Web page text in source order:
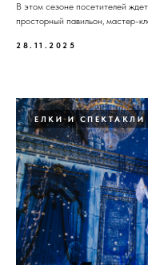
В этом сезоне посетителей
просторный павильон, мастер-
28.11.2025
ЕЛКИ И СПЕКТАКЛИ